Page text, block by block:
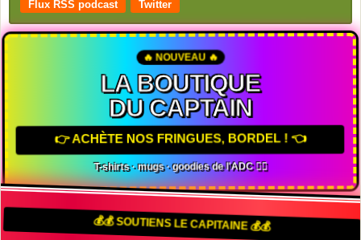
Flux RSS podcast Twitter
🔥 NOUVEAU 🔥
LA BOUTIQUE
DU CAPTAIN
👉 ACHÈTE NOS FRINGUES, BORDEL ! 👈
T-shirts · mugs · goodies de l'ADC 🏴‍☠️
💰💰 SOUTIENS LE CAPITAINE 💰💰